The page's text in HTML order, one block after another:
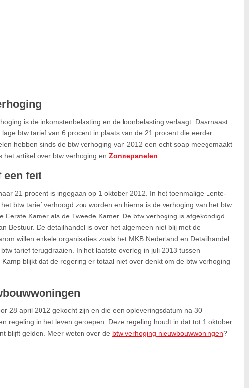
is de inkomstenbelasting en de loonbelasting verlaagt. Daarnaast
btw tarief van 6 procent in plaats van de 21 procent die eerder
hebben sinds de btw verhoging van 2012 een echt soap meegemaakt
het artikel over btw verhoging en Zonnepanelen
een feit
21 procent is ingegaan op 1 oktober 2012. In het toenmalige Lente-
btw tarief verhoogd zou worden en hierna is de verhoging van het btw
Eerste Kamer als de Tweede Kamer. De btw verhoging is afgekondigd
Bestuur. De detailhandel is over het algemeen niet blij met de
willen enkele organisaties zoals het MKB Nederland en Detailhandel
tarief terugdraaien. In het laatste overleg in juli 2013 tussen
blijkt dat de regering er totaal niet over denkt om de btw verhoging
28 april 2012 gekocht zijn en die een opleveringsdatum na 30
regeling in het leven geroepen. Deze regeling houdt in dat tot 1 oktober
blijft gelden. Meer weten over de btw verhoging nieuwbouwwoningen?